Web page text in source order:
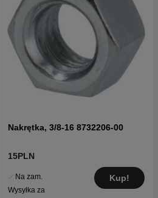
Nakrętka, 3/8-16 8732206-00
15PLN
Na zam.
Wysyłka za
Kup!